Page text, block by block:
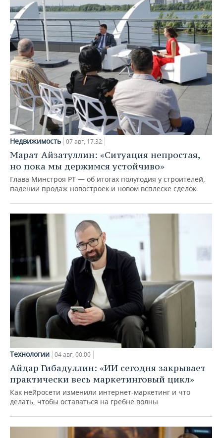
Недвижимость 07 авг, 17:32
Марат Айзатуллин: «Ситуация непростая,
но пока мы держимся устойчиво»
Глава Минстроя РТ — об итогах полугодия у строителей,
падении продаж новостроек и новом всплеске сделок
Технологии 04 авг, 00:00
Айдар Гибадуллин: «ИИ сегодня закрывает
практически весь маркетинговый цикл»
Как нейросети изменили интернет-маркетинг и что
делать, чтобы оставаться на гребне волны